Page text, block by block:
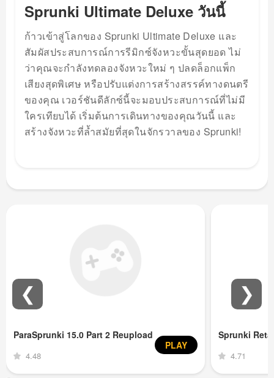
Sprunki Ultimate Deluxe วันนี้
ก้าวเข้าสู่โลกของ Sprunki Ultimate Deluxe และ
สัมผัสประสบการณ์การรีมิกซ์จังหวะขั้นสุดยอด ไม่
ว่าคุณจะกำลังทดลองจังหวะใหม่ ๆ ปลดล็อกแพ็ก
เสียงสุดพิเศษ หรือปรับแต่งการสร้างสรรค์ทางดนตรี
ของคุณ เวอร์ชันดีลักซ์นี้จะมอบประสบการณ์ที่ไม่มี
ใครเทียบได้ เริ่มต้นการเดินทางของคุณวันนี้ และ
สร้างจังหวะที่ล้ำสมัยที่สุดในจักรวาลของ Sprunki!
ParaSprunki 15.0 Part 2 Reupload
4.48
PLAY
Sprunki
4.71
❮ ❯